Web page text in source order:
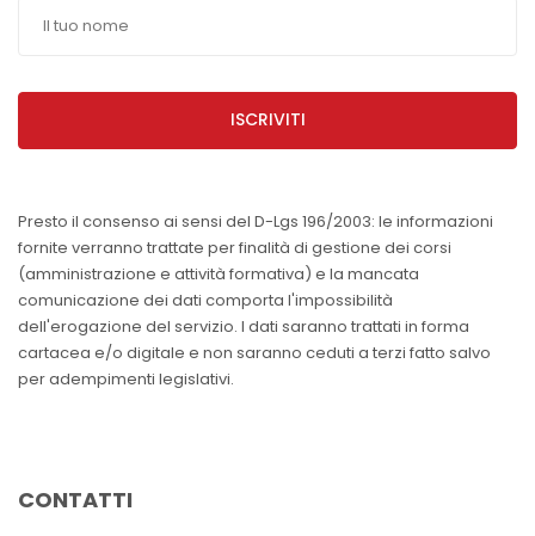
ISCRIVITI
Presto il consenso ai sensi del D-Lgs 196/2003: le informazioni
fornite verranno trattate per finalità di gestione dei corsi
(amministrazione e attività formativa) e la mancata
comunicazione dei dati comporta l'impossibilità
dell'erogazione del servizio. I dati saranno trattati in forma
cartacea e/o digitale e non saranno ceduti a terzi fatto salvo
per adempimenti legislativi.
CONTATTI